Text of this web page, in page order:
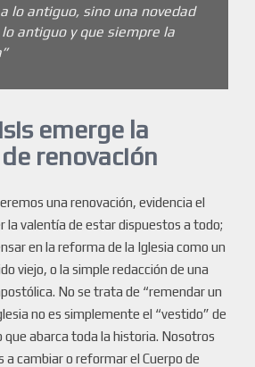
lo antiguo, sino una novedad
antiguo y que siempre la
emerge la
renovación
una renovación, evidencia el
la valentía de estar dispuestos a todo;
en la reforma de la Iglesia como un
viejo, o la simple redacción de una
No se trata de “remendar un
no es simplemente el “vestido” de
que abarca toda la historia. Nosotros
a cambiar o reformar el Cuerpo de